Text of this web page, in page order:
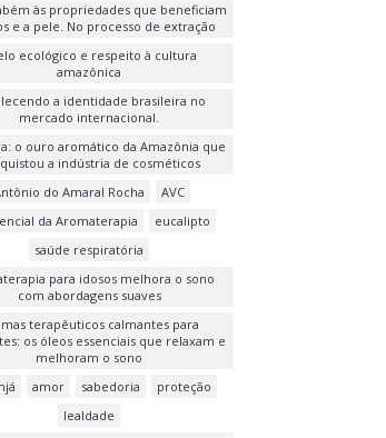
às propriedades que beneficiam
e a pele. No processo de extração
ecológico e respeito à cultura
amazônica
a identidade brasileira no
mercado internacional.
o ouro aromático da Amazônia que
a indústria de cosméticos
do Amaral Rocha
AVC
da Aromaterapia
eucalipto
saúde respiratória
para idosos melhora o sono
com abordagens suaves
terapêuticos calmantes para
os óleos essenciais que relaxam e
melhoram o sono
amor sabedoria
proteção
lealdade